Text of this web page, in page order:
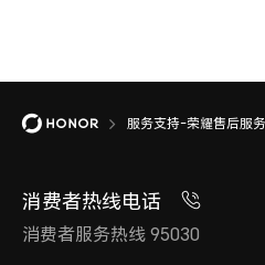
服务支持-荣耀售后服
消费者热线电话
消费者服务热线 95030